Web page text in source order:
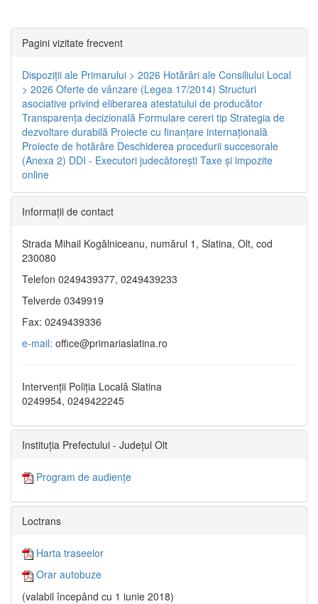
Pagini vizitate frecvent
Dispoziţii ale Primarului > 2026 Hotărâri ale Consiliului Local
> 2026 Oferte de vânzare (Legea 17/2014) Structuri
asociative privind eliberarea atestatului de producător
Transparenţa decizională Formulare cereri tip Strategia de
dezvoltare durabilă Proiecte cu finanţare internaţională
Proiecte de hotărâre Deschiderea procedurii succesorale
(Anexa 2) DDI - Executori judecătorești Taxe şi impozite
online
Informaţii de contact
Strada Mihail Kogălniceanu, numărul 1, Slatina, Olt, cod
230080
Telefon 0249439377, 0249439233
Telverde 0349919
Fax: 0249439336
e-mail: office@primariaslatina.ro
Intervenții Poliția Locală Slatina
0249954, 0249422245
Instituția Prefectului - Județul Olt
Program de audiențe
Loctrans
Harta traseelor
Orar autobuze
(valabil începând cu 1 iunie 2018)